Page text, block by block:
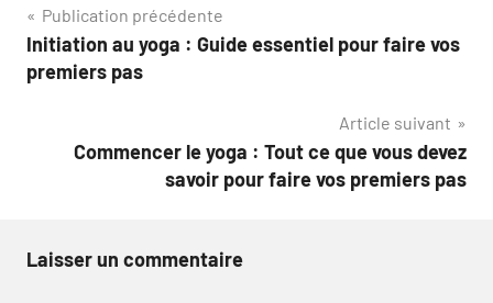
Navigation
de
Publication précédente
Initiation au yoga : Guide essentiel pour faire vos
premiers pas
Article suivant
Commencer le yoga : Tout ce que vous devez
savoir pour faire vos premiers pas
Laisser un commentaire